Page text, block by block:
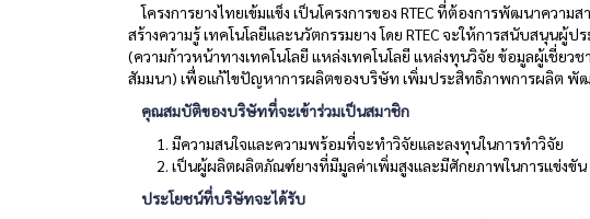
โครงการยางไทยเข้มแข็ง เป็นโครงการของ RTEC ที่ต้องการพัฒนาคว
สร้างความรู้ เทคโนโลยีและนวัตกรรมยาง โดย RTEC จะให้การสนับสนุน
(ความก้าวหน้าทางเทคโนโลยี แหล่งเทคโนโลยี แหล่งทุนวิจัย ข้อมูลผู้เชี่
สัมมนา) เพื่อแก้ไขปัญหาการผลิตของบริษัท เพิ่มประสิทธิภาพการผลิ
คุณสมบัติของบริษัทที่จะเข้าร่วมเป็นสมาชิก
มีความสนใจและความพร้อมที่จะทำวิจัยและลงทุนในการทำวิจัย
เป็นผู้ผลิตผลิตภัณฑ์ยางที่มีมูลค่าเพิ่มสูงและมีศักยภาพในการแข่งขัน
ประโยชน์ที่บริษัทจะได้รับ